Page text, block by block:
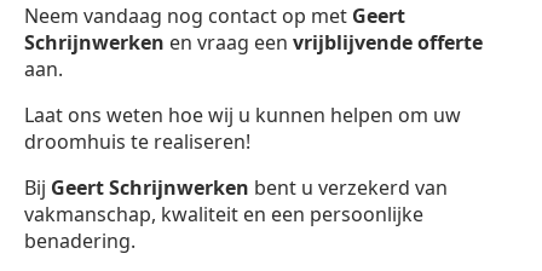
Neem vandaag nog contact op met Geert
Schrijnwerken en vraag een vrijblijvende offerte
aan.
Laat ons weten hoe wij u kunnen helpen om uw
droomhuis te realiseren!
Bij Geert Schrijnwerken bent u verzekerd van
vakmanschap, kwaliteit en een persoonlijke
benadering.